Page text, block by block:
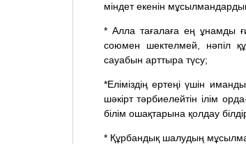
міндет екенін
* Алла тағалаға ең ұнамды
союмен шектелмей, нәпіл
сауабын арттыра түсу;
*Еліміздің ертеңі үшін
шәкірт тәрбиелейтін ілім
білім ошақтарына қолдау
* Құрбандық шалудың